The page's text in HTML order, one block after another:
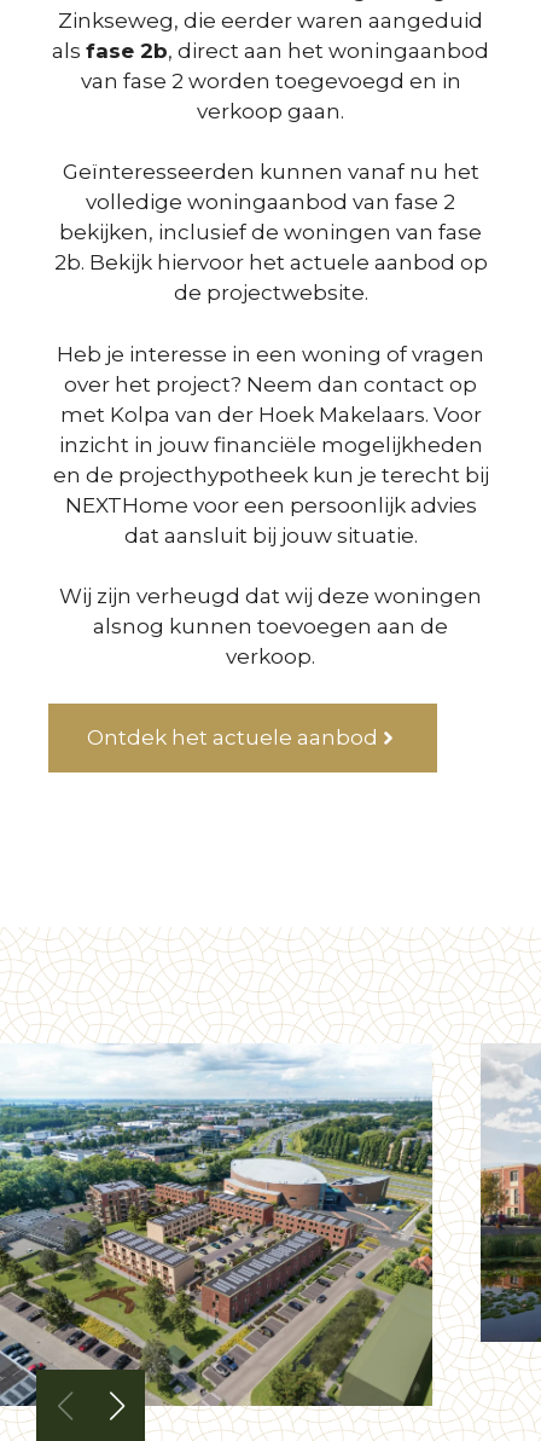
Zinkseweg, die eerder waren aangeduid
als fase 2b, direct aan het woningaanbod
van fase 2 worden toegevoegd en in
verkoop gaan.
Geïnteresseerden kunnen vanaf nu het
volledige woningaanbod van fase 2
bekijken, inclusief de woningen van fase
2b. Bekijk hiervoor het actuele aanbod op
de projectwebsite.
Heb je interesse in een woning of vragen
over het project? Neem dan contact op
met Kolpa van der Hoek Makelaars. Voor
inzicht in jouw financiële mogelijkheden
en de projecthypotheek kun je terecht bij
NEXTHome voor een persoonlijk advies
dat aansluit bij jouw situatie.
Wij zijn verheugd dat wij deze woningen
alsnog kunnen toevoegen aan de
verkoop.
Ontdek het actuele aanbod